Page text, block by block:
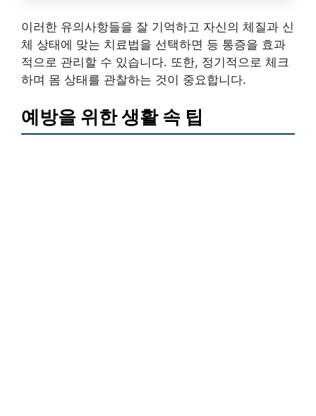
이러한 유의사항들을 잘 기억하고 자신의 체질과 신
체 상태에 맞는 치료법을 선택하면 등 통증을 효과
적으로 관리할 수 있습니다. 또한, 정기적으로 체크
하며 몸 상태를 관찰하는 것이 중요합니다.
예방을 위한 생활 속 팁